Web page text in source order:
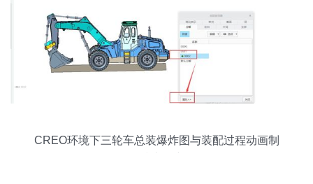
CREO环境下三轮车总装爆炸图与装配过程动画制